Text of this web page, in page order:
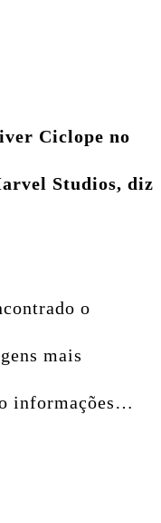
Ciclope no
Studios, diz
o
mais
informações…